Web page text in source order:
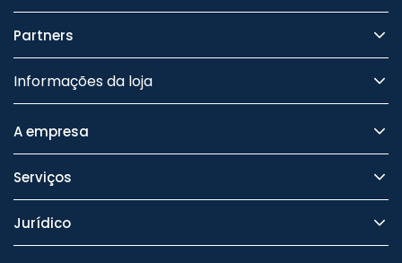
Partners
Informações da loja
A empresa
Serviços
Jurídico